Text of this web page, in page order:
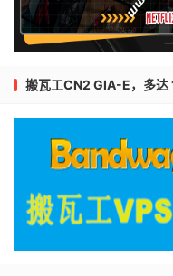
搬瓦工CN2 GIA-E，多达